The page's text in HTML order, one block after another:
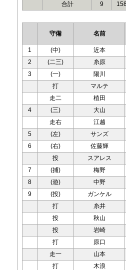
合計
9
守備 名前
1 (中)
近本
2
(二三)
糸原
3
(一)
陽川
打
マルテ
走二
植田
4
(三)
大山
走右
江越
5
(左)
サンズ
6
(右)
佐藤輝
投
スアレス
7
(捕)
梅野
8
(遊)
中野
9
(投)
ガンケル
打
糸井
投
秋山
投
岩崎
打
原口
走一
山本
打
木浪